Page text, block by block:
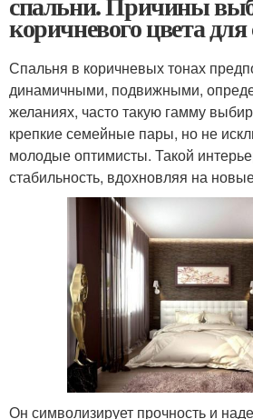
коричневого цвета
Спальня в коричневых тонах
динамичными, подвижными,
желаниях, часто такую гамму
крепкие семейные пары, но не
молодые оптимисты. Такой
стабильность, вдохновляя на
Он символизирует прочность и